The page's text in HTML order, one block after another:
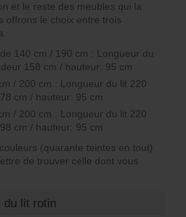
et le reste des meubles qui la
offrons le choix entre trois
140 cm / 190 cm : Longueur du
158 cm / hauteur: 95 cm
/ 200 cm : Longueur du lit 220
cm / hauteur: 95 cm
/ 200 cm : Longueur du lit 220
cm / hauteur: 95 cm
(quarante teintes en tout)
de trouver celle dont vous
du lit rotin